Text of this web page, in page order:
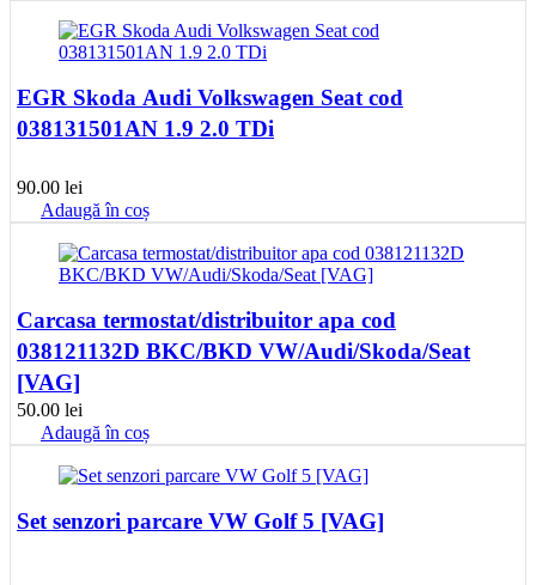
EGR Skoda Audi Volkswagen Seat cod
038131501AN 1.9 2.0 TDi
90.00 lei
Adaugă în coș
Carcasa termostat/distribuitor apa cod
038121132D BKC/BKD VW/Audi/Skoda/Seat
[VAG]
50.00 lei
Adaugă în coș
Set senzori parcare VW Golf 5 [VAG]